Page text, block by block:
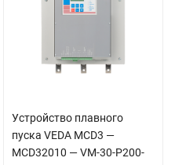
Устройство плавного
пуска VEDA MCD3 —
MCD32010 — VM-30-P200-